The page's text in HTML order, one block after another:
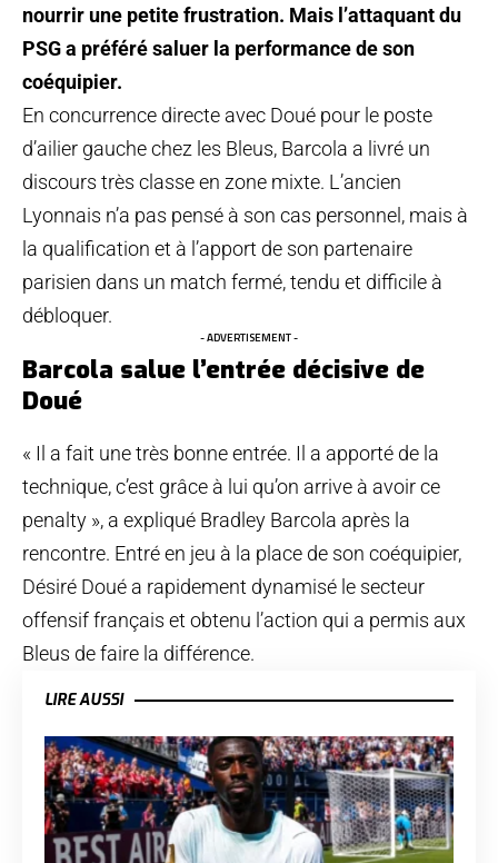
nourrir une petite frustration. Mais l’attaquant du
PSG a préféré saluer la performance de son
coéquipier.
En concurrence directe avec Doué pour le poste
d’ailier gauche chez les Bleus, Barcola a livré un
discours très classe en zone mixte. L’ancien
Lyonnais n’a pas pensé à son cas personnel, mais à
la qualification et à l’apport de son partenaire
parisien dans un match fermé, tendu et difficile à
débloquer.
- ADVERTISEMENT -
Barcola salue l’entrée décisive de
Doué
« Il a fait une très bonne entrée. Il a apporté de la
technique, c’est grâce à lui qu’on arrive à avoir ce
penalty », a expliqué Bradley Barcola après la
rencontre. Entré en jeu à la place de son coéquipier,
Désiré Doué a rapidement dynamisé le secteur
offensif français et obtenu l’action qui a permis aux
Bleus de faire la différence.
LIRE AUSSI